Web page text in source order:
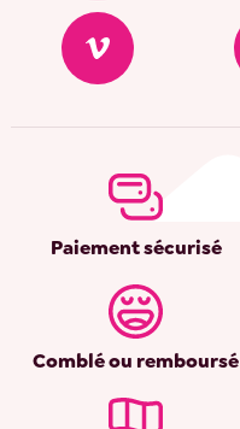
Paiement sécurisé
Comblé ou remboursé